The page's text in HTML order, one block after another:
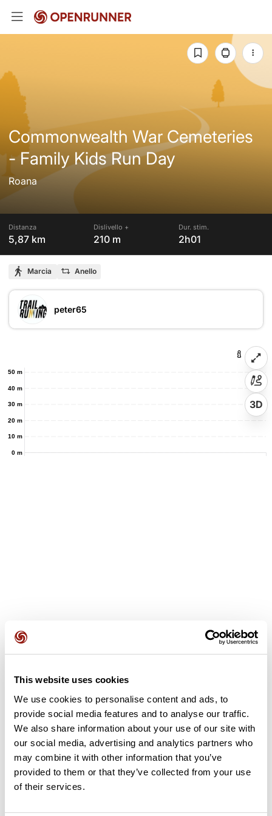
This website uses cookies
We use cookies to personalise content and ads, to
provide social media features and to analyse our traffic.
We also share information about your use of our site with
our social media, advertising and analytics partners who
may combine it with other information that you’ve
provided to them or that they’ve collected from your use
of their services.
Commonwealth War Cemeteries
- Family Kids Run Day
Roana
Distanza
5,87 km
Dislivello +
210 m
Dur. stim.
2h01
Marcia Anello
peter65
0 m
10 m
20 m
30 m
40 m
50 m
3D
L'hai già effettuato? Sii il primo a inviare una recensione!
Aggiungi una recensione
Riepilogo